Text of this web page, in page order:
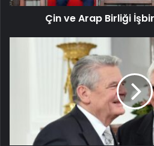
Çin ve Arap Birliği